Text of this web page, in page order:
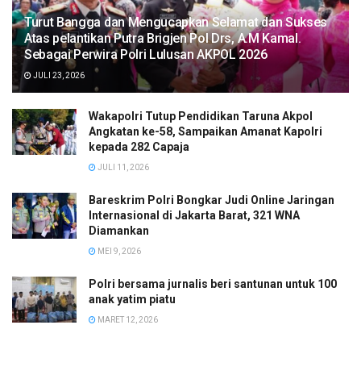
Turut Bangga dan Mengucapkan Selamat dan Sukses
Atas pelantikan Putra Brigjen Pol Drs, A.M Kamal.
Sebagai Perwira Polri Lulusan AKPOL 2026
JULI 23, 2026
Wakapolri Tutup Pendidikan Taruna Akpol
Angkatan ke-58, Sampaikan Amanat Kapolri
kepada 282 Capaja
JULI 11, 2026
Bareskrim Polri Bongkar Judi Online Jaringan
Internasional di Jakarta Barat, 321 WNA
Diamankan
MEI 9, 2026
Polri bersama jurnalis beri santunan untuk 100
anak yatim piatu
MARET 12, 2026